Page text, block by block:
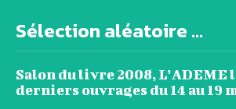
Sélection aléatoire ...
Salon du livre 2008, L’ADEME
derniers ouvrages du 14 au 19